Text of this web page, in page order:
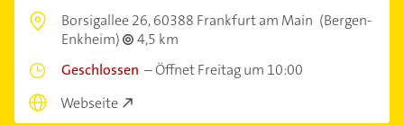
Borsigallee 26,60388 Frankfurt am Main (Bergen-
Enkheim)
4,5 km
Geschlossen –Öffnet Freitag um 10:00
Webseite